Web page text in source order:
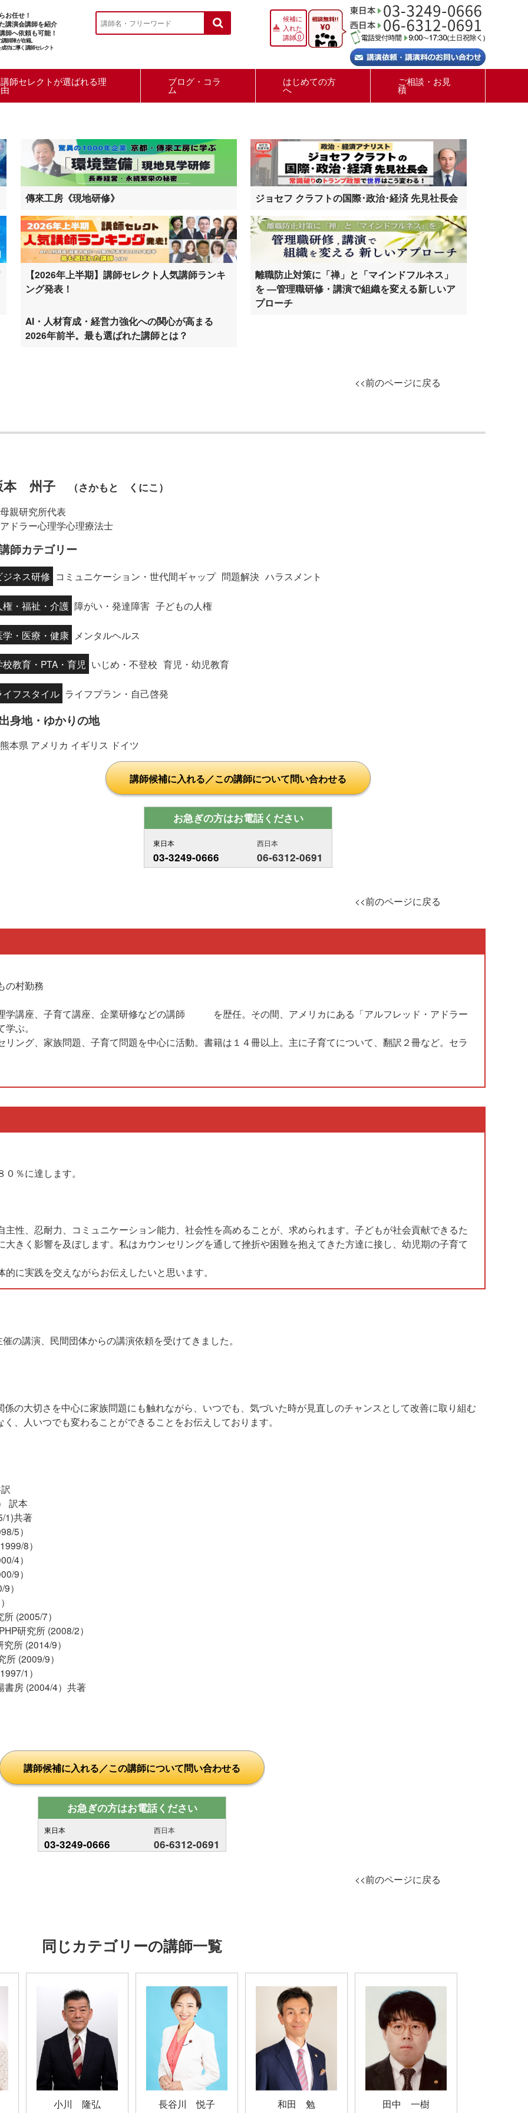
お任せ！
講演会講師を紹介
師へ依頼も可能！
師陣が在籍。
功に導く講師セレクト
候補に
入れた
講師0
講師セレクトが選ばれる理
由
ブログ・コラ
ム
はじめての方
へ
ご相談・お見
積
傳來工房《現地研修》 ジョセフ クラフトの国際･政治･経済 先見社長会
【2026年上半期】講師セレクト人気講師ランキ
ング発表！
AI・人材育成・経営力強化への関心が高まる
2026年前半。最も選ばれた講師とは？
離職防止対策に「禅」と「マインドフルネス」
を ―管理職研修・講演で組織を変える新しいア
プローチ
<<前のページに戻る
本 州子 （さかもと くにこ）
母親研究所代表
アドラー心理学心理療法士
師カテゴリー
ジネス研修 コミュニケーション・世代間ギャップ 問題解決 ハラスメント
権・福祉・介護 障がい・発達障害 子どもの人権
学・医療・健康 メンタルヘルス
校教育・PTA・育児 いじめ・不登校 育児・幼児教育
イフスタイル ライフプラン・自己啓発
身地・ゆかりの地
熊本県 アメリカ イギリス ドイツ
講師候補に入れる／この講師について問い合わせる
お急ぎの方はお電話ください
東日本
03-3249-0666
西日本
06-6312-0691
<<前のページに戻る
村勤務
子育て講座、企業研修などの講師 を歴任。その間、アメリカにある「アルフレッド・アドラー
ぶ。
ング、家族問題、子育て問題を中心に活動。書籍は１４冊以上。主に子育てについて、翻訳２冊など。セラ
％に達します。
性、忍耐力、コミュニケーション能力、社会性を高めることが、求められます。子どもが社会貢献できるた
きく影響を及ぼします。私はカウンセリングを通して挫折や困難を抱えてきた方達に接し、幼児期の子育て
に実践を交えながらお伝えしたいと思います。
の講演、民間団体からの講演依頼を受けてきました。
の大切さを中心に家族問題にも触れながら、いつでも、気づいた時が見直しのチャンスとして改善に取り組む
、人いつでも変わることができることをお伝えしております。
訳本
1)共著
5）
8）
4）
9）
）
(2005/7）
研究所 (2008/2）
所 (2014/9）
所 (2009/9）
1）
書房 (2004/4）共著
講師候補に入れる／この講師について問い合わせる
お急ぎの方はお電話ください
東日本
03-3249-0666
西日本
06-6312-0691
<<前のページに戻る
同じカテゴリーの講師一覧
小川 隆弘 長谷川 悦子 和田 勉 田中 一樹